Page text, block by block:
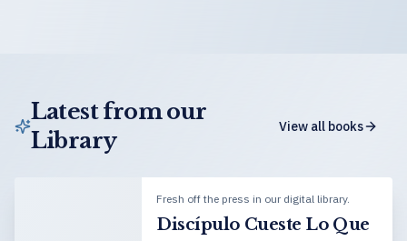
Latest from our
Library
View all books
Fresh off the press in our digital library.
Discípulo Cueste Lo Que